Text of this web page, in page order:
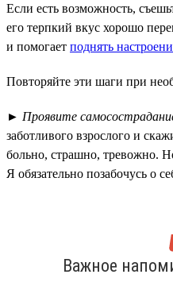
Если есть возможность,
его терпкий вкус хорошо
и помогает поднять
Повторяйте эти шаги при
► Проявите
заботливого взрослого и
больно, страшно, тревожно.
Я обязательно позабочусь о
Важное